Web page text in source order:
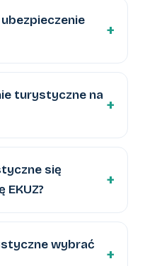
turystyczne na
się
EKUZ?
wybrać